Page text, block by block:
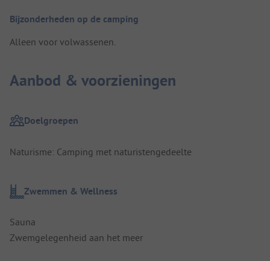
Bijzonderheden op de camping
Alleen voor volwassenen.
Aanbod & voorzieningen
Doelgroepen
Naturisme: Camping met naturistengedeelte
Zwemmen & Wellness
Sauna
Zwemgelegenheid aan het meer